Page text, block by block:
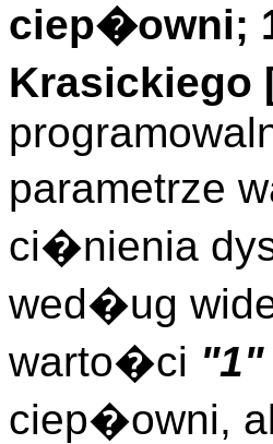
ciep�owni;
Krasickiego
parametrze
ci�nienia
wed�ug
warto�ci "1"
ciep�owni,